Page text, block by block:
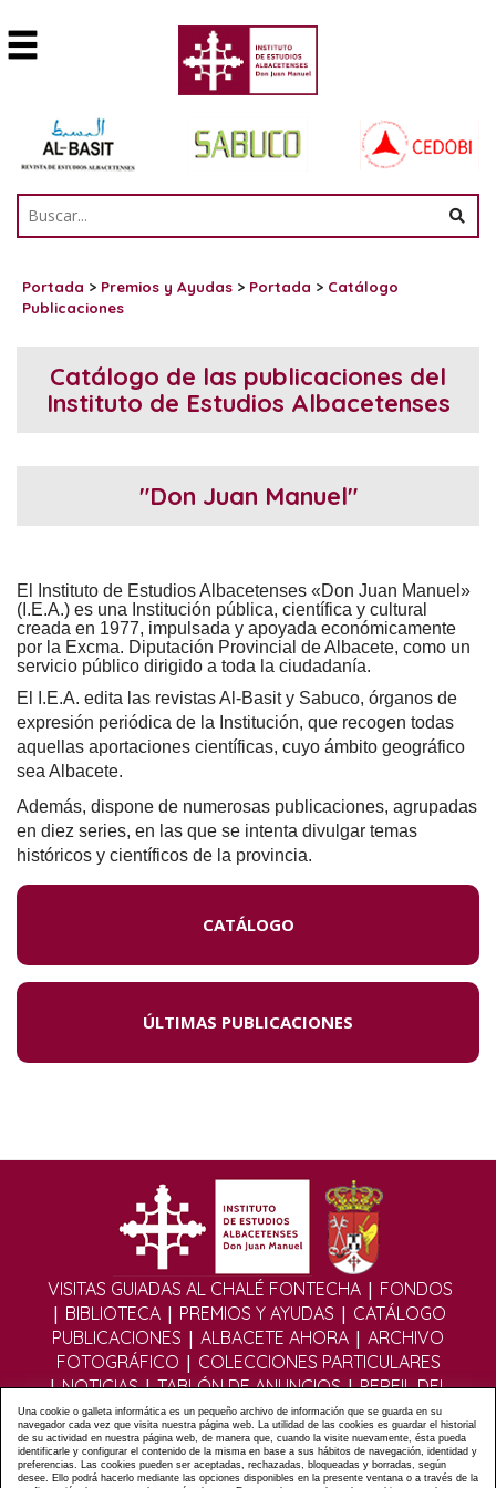
Portada > Premios y Ayudas > Portada > Catálogo
Publicaciones
Catálogo de las publicaciones del
Instituto de Estudios Albacetenses
"Don Juan Manuel"
El Instituto de Estudios Albacetenses «Don Juan Manuel»
(I.E.A.) es una Institución pública, científica y cultural
creada en 1977, impulsada y apoyada económicamente
por la Excma. Diputación Provincial de Albacete, como un
servicio público dirigido a toda la ciudadanía.
El I.E.A. edita las revistas Al-Basit y Sabuco, órganos de
expresión periódica de la Institución, que recogen todas
aquellas aportaciones científicas, cuyo ámbito geográfico
sea Albacete.
Además, dispone de numerosas publicaciones, agrupadas
en diez series, en las que se intenta divulgar temas
históricos y científicos de la provincia.
CATÁLOGO
ÚLTIMAS PUBLICACIONES
VISITAS GUIADAS AL CHALÉ FONTECHA | FONDOS
| BIBLIOTECA| PREMIOS Y AYUDAS | CATÁLOGO
PUBLICACIONES | ALBACETE AHORA | ARCHIVO
FOTOGRÁFICO | COLECCIONES PARTICULARES
|NOTICIAS|TABLÓN DE ANUNCIOS|PERFIL DEL
CONTRATANTE|EDITORIAL DIGITAL|MULTIMEDIA
|FOROS|FORMULARIO DE CONTACTO|POLÍTICA
PRIVACIDAD|POLÍTICA COOKIES|AVISO LEGAL
Una cookie o galleta informática es un pequeño archivo de información que se guarda en su
navegador cada vez que visita nuestra página web. La utilidad de las cookies es guardar el historial
de su actividad en nuestra página web, de manera que, cuando la visite nuevamente, ésta pueda
identificarle y configurar el contenido de la misma en base a sus hábitos de navegación, identidad y
preferencias. Las cookies pueden ser aceptadas, rechazadas, bloqueadas y borradas, según
desee. Ello podrá hacerlo mediante las opciones disponibles en la presente ventana o a través de la